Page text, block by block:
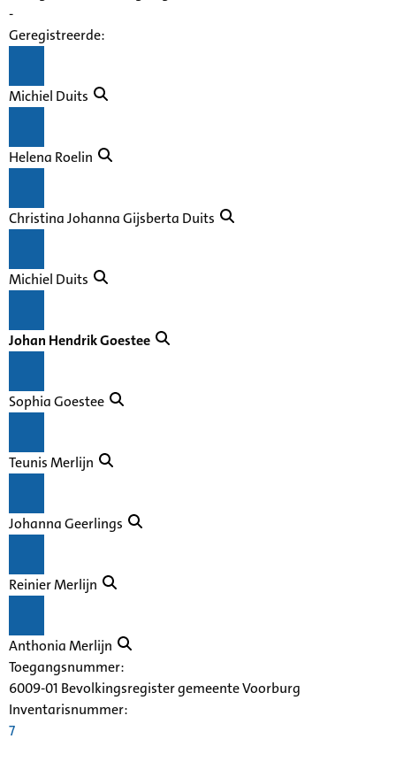
-
Geregistreerde:
Michiel Duits
Helena Roelin
Christina Johanna Gijsberta Duits
Michiel Duits
Johan Hendrik Goestee
Sophia Goestee
Teunis Merlijn
Johanna Geerlings
Reinier Merlijn
Anthonia Merlijn
Toegangsnummer:
6009-01 Bevolkingsregister gemeente Voorburg
Inventarisnummer:
7